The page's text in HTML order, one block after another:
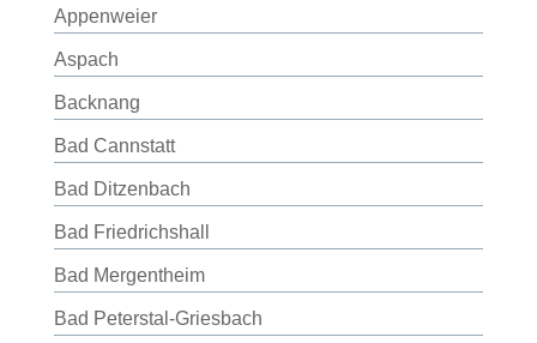
Appenweier
Aspach
Backnang
Bad Cannstatt
Bad Ditzenbach
Bad Friedrichshall
Bad Mergentheim
Bad Peterstal-Griesbach